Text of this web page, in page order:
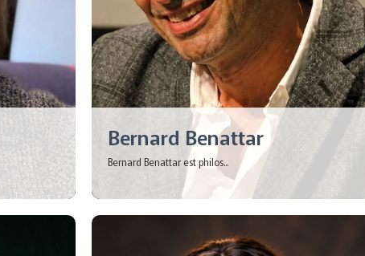
Bernard Benattar
Bernard Benattar est philos...